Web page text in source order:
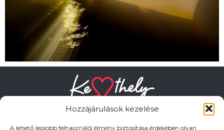
Hozzájárulások kezelése
A lehető legjobb felhasználói élmény biztosítása érdekében olyan